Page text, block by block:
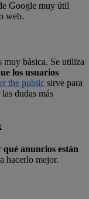
Google muy útil
web.
muy básica. Se utiliza
los usuarios
the public sirve para
dudas más
qué anuncios están
hacerlo mejor.